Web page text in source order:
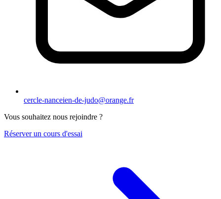
cercle-nanceien-de-judo@orange.fr
Vous souhaitez nous rejoindre ?
Réserver un cours d'essai